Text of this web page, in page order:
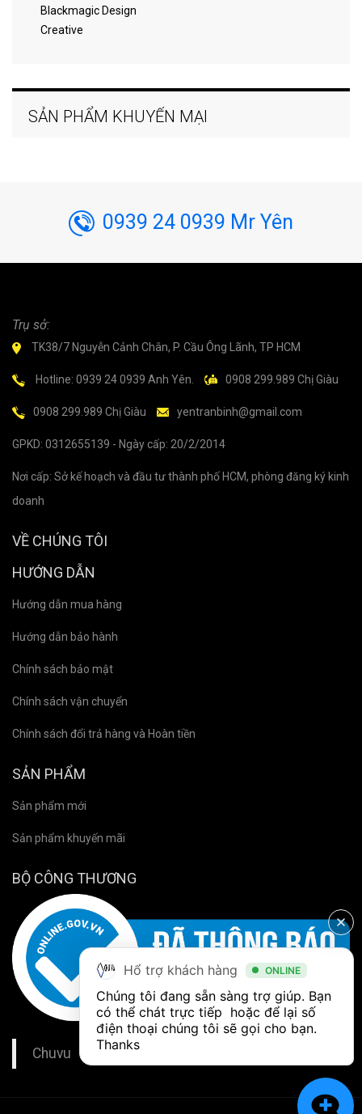
Blackmagic Design
Creative
SẢN PHẨM KHUYẾN MẠI
0939 24 0939 Mr Yên
Trụ sở:
TK38/7 Nguyễn Cảnh Chân, P. Cầu Ông Lãnh, TP HCM
Hotline: 0939 24 0939 Anh Yên. 0908 299.989 Chị Giàu
0908 299.989 Chị Giàu yentranbinh@gmail.com
GPKD: 0312655139 - Ngày cấp: 20/2/2014
Nơi cấp: Sở kế hoạch và đầu tư thành phố HCM, phòng đăng ký kinh
doanh
VỀ CHÚNG TÔI
HƯỚNG DẪN
Hướng dẫn mua hàng
Hướng dẫn bảo hành
Chính sách bảo mật
Chính sách vận chuyển
Chính sách đổi trả hàng và Hoàn tiền
SẢN PHẨM
Sản phẩm mới
Sản phẩm khuyến mãi
BỘ CÔNG THƯƠNG
Chuvu
Hổ trợ khách hàng ONLINE
Chúng tôi đang sẵn sàng trợ giúp. Bạn
có thể chát trực tiếp  hoặc để lại số
điện thoại chúng tôi sẽ gọi cho bạn.
Thanks